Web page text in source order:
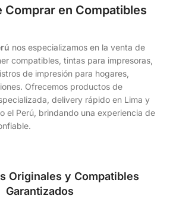
Comprar en Compatibles
nos especializamos en la venta de
compatibles, tintas para impresoras,
de impresión para hogares,
Ofrecemos productos de
delivery rápido en Lima y
el Perú, brindando una experiencia de
Originales y Compatibles
Garantizados